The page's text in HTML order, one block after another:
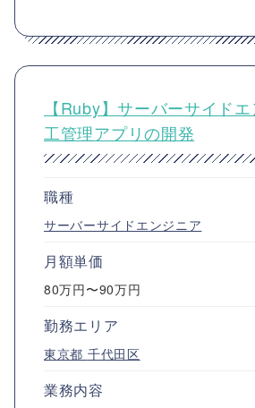
【Ruby】サーバーサイド
工管理アプリの開発
職種
サーバーサイドエンジニア
月額単価
80万円〜90万円
勤務エリア
東京都 千代田区
業務内容